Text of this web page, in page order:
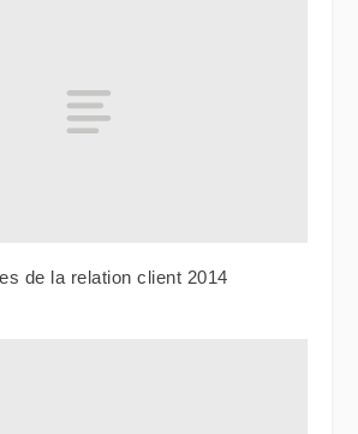
de la relation client 2014